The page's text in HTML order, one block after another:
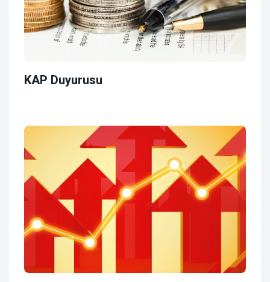
KAP Duyurusu